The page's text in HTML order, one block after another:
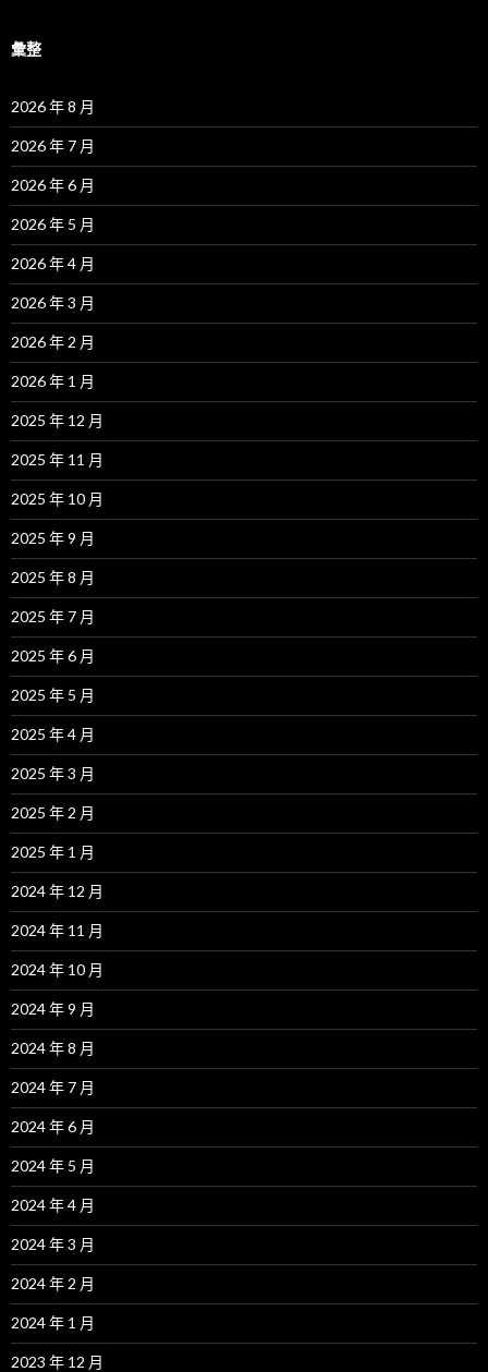
彙整
2026 年 8 月
2026 年 7 月
2026 年 6 月
2026 年 5 月
2026 年 4 月
2026 年 3 月
2026 年 2 月
2026 年 1 月
2025 年 12 月
2025 年 11 月
2025 年 10 月
2025 年 9 月
2025 年 8 月
2025 年 7 月
2025 年 6 月
2025 年 5 月
2025 年 4 月
2025 年 3 月
2025 年 2 月
2025 年 1 月
2024 年 12 月
2024 年 11 月
2024 年 10 月
2024 年 9 月
2024 年 8 月
2024 年 7 月
2024 年 6 月
2024 年 5 月
2024 年 4 月
2024 年 3 月
2024 年 2 月
2024 年 1 月
2023 年 12 月